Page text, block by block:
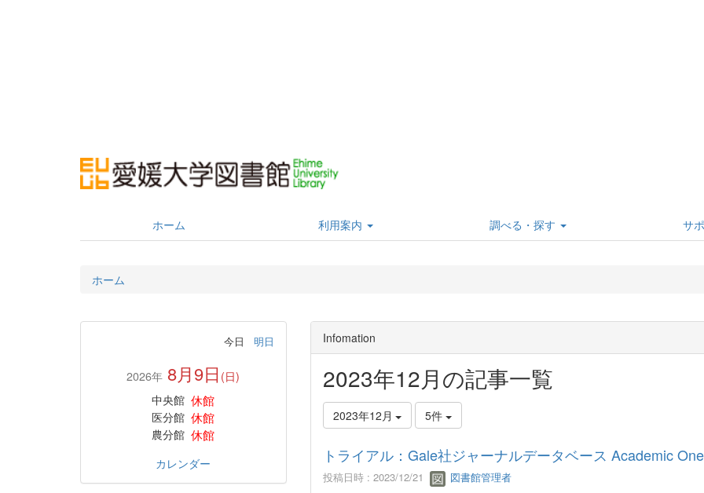
ホーム 利用案内 調べる・探す サ
ホーム
Infomation
2023年12月の記事一覧
2023年12月 5件
トライアル：Gale社ジャーナルデータベース Academic
投稿日時 : 2023/12/21 図書館管理者
今日 明日
2026年 8月9日 (日)
中央館 休館
医分館 休館
農分館 休館
カレンダー